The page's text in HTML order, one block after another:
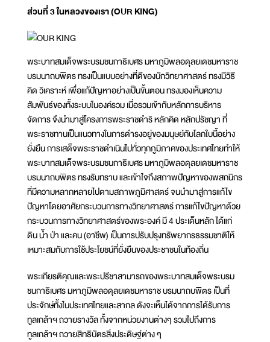
ส่วนที่ 3 ในหลวงของเรา (OUR KING)
พระบาทสมเด็จพระบรมชนกาธิเบศร มหาภูมิพลอดุลยเดชมหาราช
บรมนาถบพิตร ทรงเป็นแบบอย่างที่ดีของนักวิทยาศาสตร์ ทรงมีวิธี
คิด วิเคราะห์ เพื่อแก้ปัญหาอย่างเป็นขั้นตอน ทรงมองเห็นความ
สัมพันธ์ของทั้งระบบในองค์รวม เมื่อรวมเข้ากับหลักการบริหาร
จัดการ จึงนำมาสู่โครงการพระราชดำริ หลักคิด หลักปรัชญา ที่
พระราชทานเป็นแนวทางในการดำรงอยู่ของมนุษย์กับโลกใบนี้อย่าง
ยั่งยืน การเสด็จพระราชดำเนินไปทั่วทุกภูมิภาคของประเทศไทยทำให้
พระบาทสมเด็จพระบรมชนกาธิเบศร มหาภูมิพลอดุลยเดชมหาราช
บรมนาถบพิตร ทรงรับทราบ และเข้าใจถึงสภาพปัญหาของพสกนิกร
ที่มีความหลากหลายไปตามสภาพภูมิศาสตร์ จนนำมาสู่การแก้ไข
ปัญหาโดยอาศัยกระบวนการทางวิทยาศาสตร์ การแก้ไขปัญหาด้วย
กระบวนการทางวิทยาศาสตร์ของพระองค์ มี 4 ประเด็นหลัก ได้แก่
ดิน น้ำ ป่า และคน (อาชีพ) เป็นการปรับปรุงทรัพยากรธรรมชาติให้
เหมาะสมกับการใช้ประโยชน์ที่ยั่งยืนของประชาชนในท้องถิ่น
พระเกียรติคุณและพระปรีชาสามารถของพระบาทสมเด็จพระบรม
ชนกาธิเบศร มหาภูมิพลอดุลยเดชมหาราช บรมนาถบพิตร เป็นที่
ประจักษ์ทั้งในประเทศไทยและสากล ดังจะเห็นได้จากการได้รับการ
ทูลเกล้าฯ ถวายรางวัล ทั้งจากหน่วยงานต่างๆ รวมไปถึงการ
ทูลเกล้าฯ ถวายสิทธิบัตรสิ่งประดิษฐ์ต่าง ๆ